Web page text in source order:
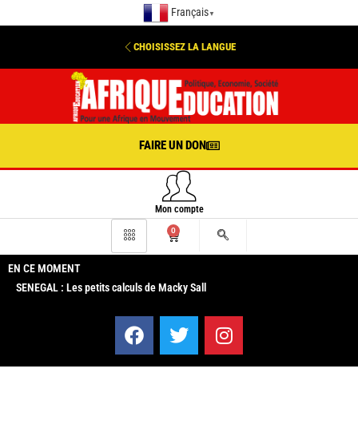
Français ▼
CHOISISSEZ LA LANGUE
FAIRE UN DON
Mon compte
0
EN CE MOMENT
SENEGAL : Les petits calculs de Macky Sall